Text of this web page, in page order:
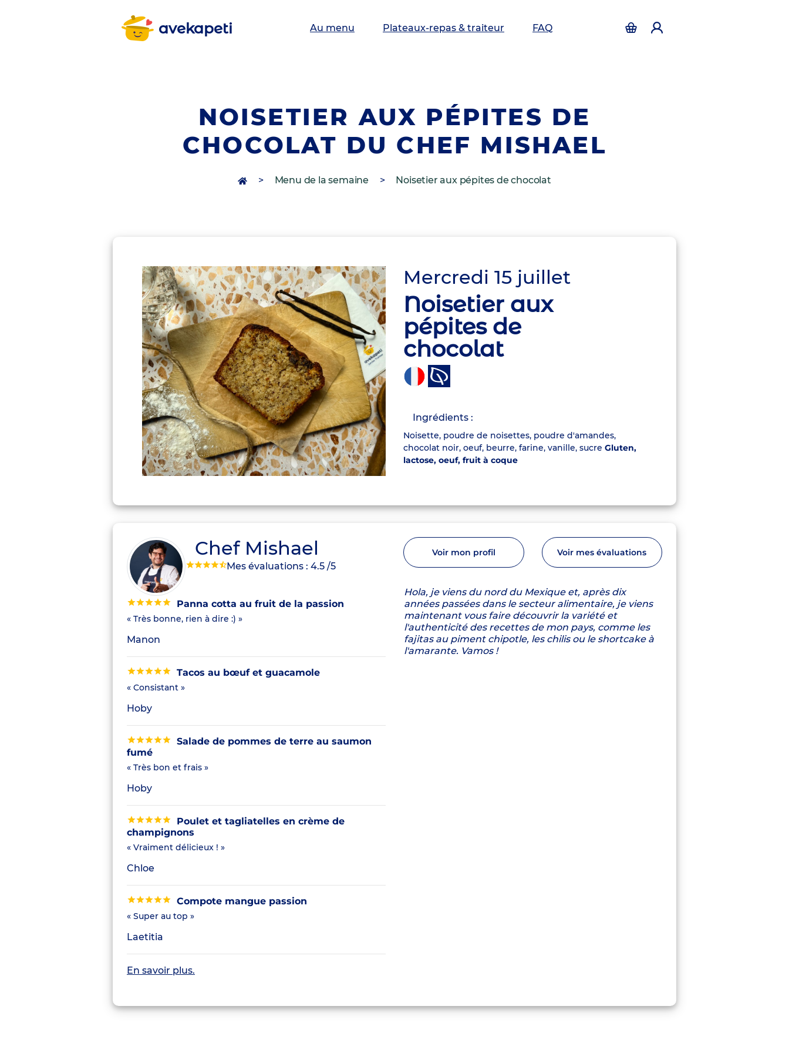
avekapeti Au menu Plateaux-repas & traiteur FAQ
NOISETIER AUX PÉPITES DE
CHOCOLAT DU CHEF MISHAEL
> Menu de la semaine > Noisetier aux pépites de chocolat
Mercredi 15 juillet
Noisetier aux
pépites de
chocolat
Ingrédients :
Noisette, poudre de noisettes, poudre d'amandes,
chocolat noir, oeuf, beurre, farine, vanille, sucre Gluten,
lactose, oeuf, fruit à coque
Chef Mishael
Mes évaluations : 4.5 /5
Panna cotta au fruit de la passion
« Très bonne, rien à dire :) »
Manon
Tacos au bœuf et guacamole
« Consistant »
Hoby
Salade de pommes de terre au saumon
fumé
« Très bon et frais »
Hoby
Poulet et tagliatelles en crème de
champignons
« Vraiment délicieux ! »
Chloe
Compote mangue passion
« Super au top »
Laetitia
En savoir plus.
Voir mon profil Voir mes évaluations
Hola, je viens du nord du Mexique et, après dix
années passées dans le secteur alimentaire, je viens
maintenant vous faire découvrir la variété et
l'authenticité des recettes de mon pays, comme les
fajitas au piment chipotle, les chilis ou le shortcake à
l'amarante. Vamos !